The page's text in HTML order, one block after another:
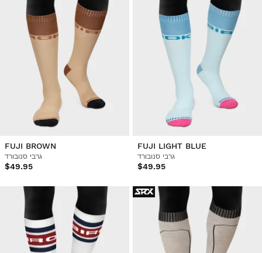
FUJI BROWN
גרבי סנובורד
$49.95
FUJI LIGHT BLUE
גרבי סנובורד
$49.95